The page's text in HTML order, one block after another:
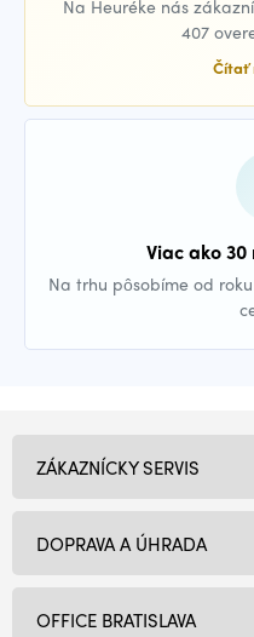
Na Heuréke nás
407
Čítať
Viac ako
Na trhu pôsobíme od
OFFICE BRATISLAVA
ZÁKAZNÍCKY SERVIS
DOPRAVA A ÚHRADA